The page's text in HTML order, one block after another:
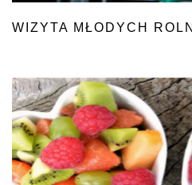
WIZYTA MŁODYCH